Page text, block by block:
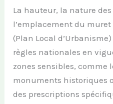
La hauteur, la nature
l’emplacement du
(Plan Local
règles nationales en
zones sensibles, comme
monuments historiques
des prescriptions